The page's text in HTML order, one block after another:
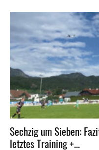
Sechzig um Sieben:
letztes Training +...